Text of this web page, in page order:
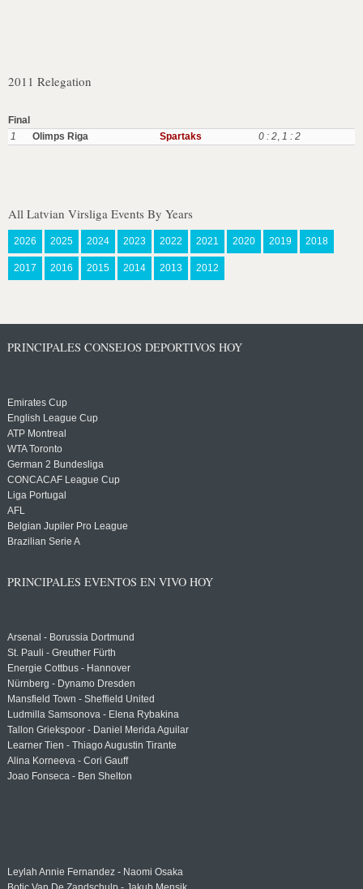
2011 Relegation
Final
1
Olimps Riga Spartaks 0 : 2, 1 : 2
All Latvian Virsliga Events By Years
2026 2025 2024 2023 2022 2021 2020 2019 2018
2017 2016 2015 2014 2013 2012
PRINCIPALES CONSEJOS DEPORTIVOS HOY
Emirates Cup
English League Cup
ATP Montreal
WTA Toronto
German 2 Bundesliga
CONCACAF League Cup
Liga Portugal
AFL
Belgian Jupiler Pro League
Brazilian Serie A
PRINCIPALES EVENTOS EN VIVO HOY
Arsenal - Borussia Dortmund
St. Pauli - Greuther Fürth
Energie Cottbus - Hannover
Nürnberg - Dynamo Dresden
Mansfield Town - Sheffield United
Ludmilla Samsonova - Elena Rybakina
Tallon Griekspoor - Daniel Merida Aguilar
Learner Tien - Thiago Augustin Tirante
Alina Korneeva - Cori Gauff
Joao Fonseca - Ben Shelton
Leylah Annie Fernandez - Naomi Osaka